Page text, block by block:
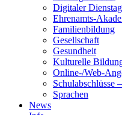
Digitaler Dienstag
Ehrenamts-
Familienbildung
Gesellschaft
Gesundheit
Kulturelle
Online-/Web-
Schulabschlüsse
Sprachen
News